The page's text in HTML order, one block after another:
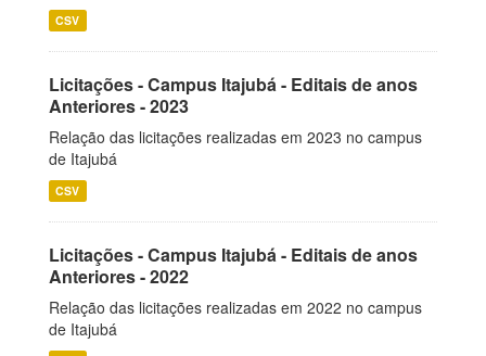
CSV
Licitações - Campus Itajubá - Editais de anos
Anteriores - 2023
Relação das licitações realizadas em 2023 no campus
de Itajubá
CSV
Licitações - Campus Itajubá - Editais de anos
Anteriores - 2022
Relação das licitações realizadas em 2022 no campus
de Itajubá